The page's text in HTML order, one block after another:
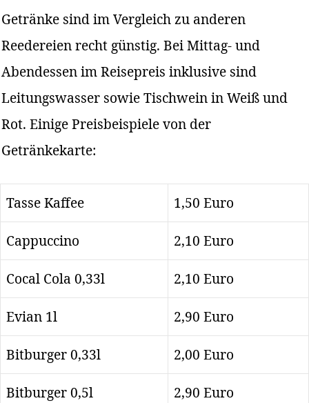
Getränke sind im Vergleich zu anderen
Reedereien recht günstig. Bei Mittag- und
Abendessen im Reisepreis inklusive sind
Leitungswasser sowie Tischwein in Weiß und
Rot. Einige Preisbeispiele von der
Getränkekarte:
Tasse Kaffee 1,50 Euro
Cappuccino 2,10 Euro
Cocal Cola 0,33l 2,10 Euro
Evian 1l 2,90 Euro
Bitburger 0,33l 2,00 Euro
Bitburger 0,5l 2,90 Euro